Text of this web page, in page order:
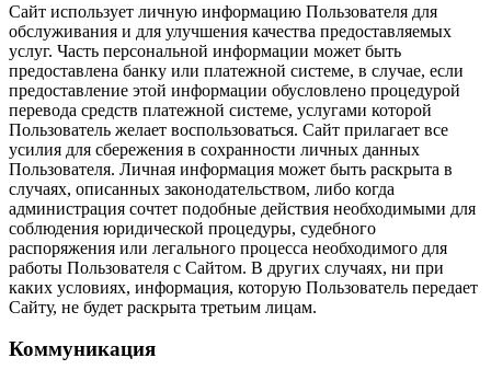
Сайт использует личную информацию Пользователя для
обслуживания и для улучшения качества предоставляемых
услуг. Часть персональной информации может быть
предоставлена банку или платежной системе, в случае, если
предоставление этой информации обусловлено процедурой
перевода средств платежной системе, услугами которой
Пользователь желает воспользоваться. Сайт прилагает все
усилия для сбережения в сохранности личных данных
Пользователя. Личная информация может быть раскрыта в
случаях, описанных законодательством, либо когда
администрация сочтет подобные действия необходимыми для
соблюдения юридической процедуры, судебного
распоряжения или легального процесса необходимого для
работы Пользователя с Сайтом. В других случаях, ни при
каких условиях, информация, которую Пользователь передает
Сайту, не будет раскрыта третьим лицам.
Коммуникация